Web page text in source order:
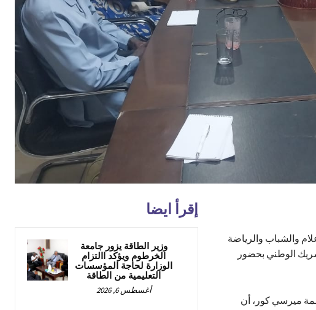
إقرأ ايضا
وزير الطاقة يزور جامعة
الخرطوم ويؤكد االتزام
الوزارة لحاجة المؤسسات
التعليمية من الطاقة
أغسطس 6, 2026
والشباب والرياضة
الوطني بحضور
ميرسي كور، أن